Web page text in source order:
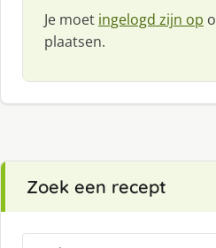
Je moet ingelogd zijn op
plaatsen.
Zoek een recept
Zoeken